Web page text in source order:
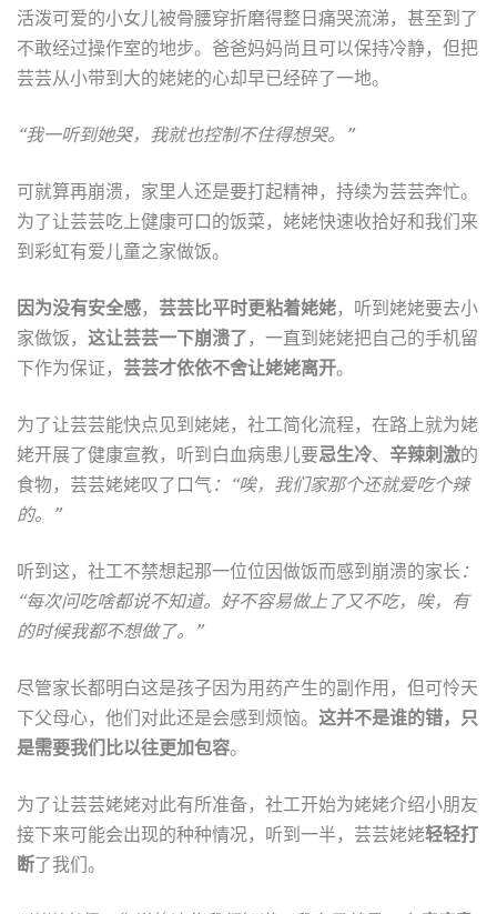
活泼可爱的小女儿被骨腰穿折磨得整日痛哭流涕，甚至到了
不敢经过操作室的地步。爸爸妈妈尚且可以保持冷静，但把
芸芸从小带到大的姥姥的心却早已经碎了一地。
“我一听到她哭，我就也控制不住得想哭。”
可就算再崩溃，家里人还是要打起精神，持续为芸芸奔忙。
为了让芸芸吃上健康可口的饭菜，姥姥快速收拾好和我们来
到彩虹有爱儿童之家做饭。
因为没有安全感， 芸芸比平时更粘着姥姥，听到姥姥要去小
家做饭， 这让芸芸一下崩溃了 ，一直到姥姥把自己的手机留
下作为保证， 芸芸才依依不舍让姥姥离开。
为了让芸芸能快点见到姥姥，社工简化流程，在路上就为姥
姥开展了健康宣教，听到白血病患儿要忌生冷、 辛辣刺激的
食物，芸芸姥姥叹了口气 ：“唉，我们家那个还就爱吃个辣
的。”
听到这，社工不禁想起那一位位因做饭而感到崩溃的家长 ：
“每次问吃啥都说不知道。好不容易做上了又不吃，唉，有
的时候我都不想做了。”
尽管家长都明白这是孩子因为用药产生的副作用，但可怜天
下父母心，他们对此还是会感到烦恼。 这并不是谁的错，只
是需要我们比以往更加包容。
为了让芸芸姥姥对此有所准备，社工开始为姥姥介绍小朋友
接下来可能会出现的种种情况，听到一半，芸芸姥姥轻轻打
断了我们。